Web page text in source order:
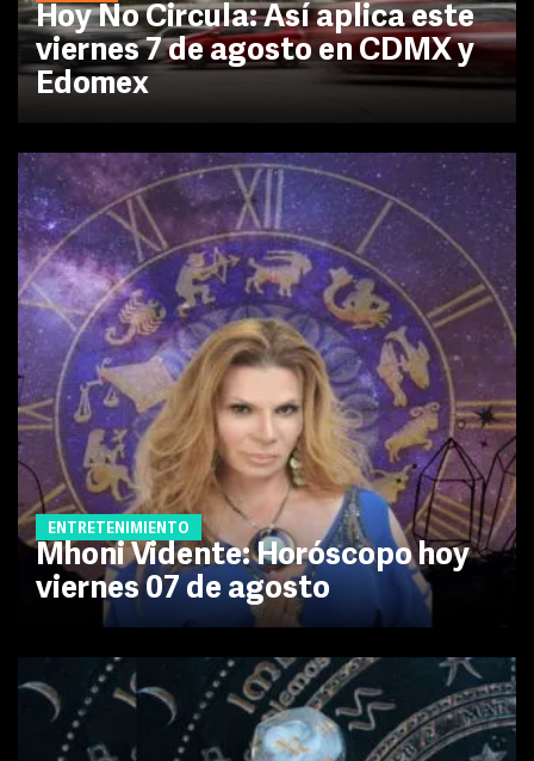
Hoy No Circula: Así aplica este
viernes 7 de agosto en CDMX y
Edomex
ENTRETENIMIENTO
Mhoni Vidente: Horóscopo hoy
viernes 07 de agosto